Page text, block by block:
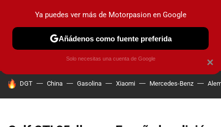
PRUEBAS COCHES ELÉCTRICOS OBSERVATORIO
HOY SE HABLA DE
DGT China Gasolina Xiaomi Mercedes-Benz
×
Ya puedes ver más de Motorpasion en Google
Añádenos como fuente preferida
Solo necesitas una cuenta de Google